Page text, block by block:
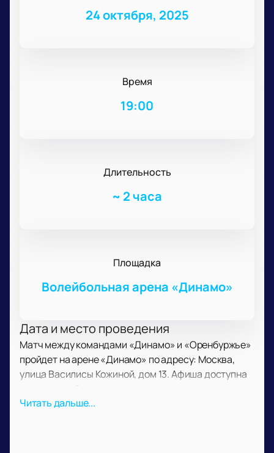
24 октября, 2025
Время
19:00
Длительность
~ 2 часа
Площадка
Волейбольная арена «Динамо»
Дата и место проведения
Матч между командами «Динамо» и «Оренбуржье»
пройдет на арене «Динамо» по адресу: Москва,
улица Василисы Кожиной, дом 13. Афиша доступна
О событии и площадке
Читать дальше...